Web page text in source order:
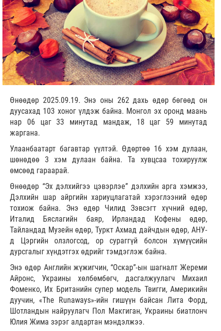
Өнөөдөр 2025.09.19. Энэ оны 262 дахь өдөр бөгөөд он
дуусахад 103 хоног үлдэж байна. Монгол эх оронд маань
нар 06 цаг 33 минутад мандаж, 18 цаг 59 минутад
жаргана.
Улаанбаатарт багавтар үүлтэй. Өдөртөө 16 хэм дулаан,
шөнөдөө 3 хэм дулаан байна. Та хувцсаа тохируулж
өмсөөд гараарай.
Өнөөдөр “Эх дэлхийгээ цэвэрлэе” дэлхийн арга хэмжээ,
Дэлхийн шар айргийн хариуцлагатай хэрэглээний өдөр
тохиож байна. Энэ өдөр Чилид Зэвсэгт хүчний өдөр,
Италид Бяслагийн баяр, Ирландад Кофены өдөр,
Тайландад Музейн өдөр, Туркт Ахмад дайчдын өдөр, АНУ-
д Цэргийн олзлогсод, ор сураггүй болсон хүмүүсийн
дурсгалыг хүндэтгэх өдрийг тэмдэглэж байна.
Энэ өдөр Английн жүжигчин, “Оскар”-ын шагналт Жереми
Айронс, Украины хөлбөмбөгч, дасгалжуулагч Михаил
Фоменко, Их Британийн супер модель Твигги, Америкийн
дуучин, «The Runaways»-ийн гишүүн байсан Лита Форд,
Шотландын найруулагч Пол Макгиган, Украины биатлонч
Юлия Жима зэрэг алдартан мэндэлжээ.